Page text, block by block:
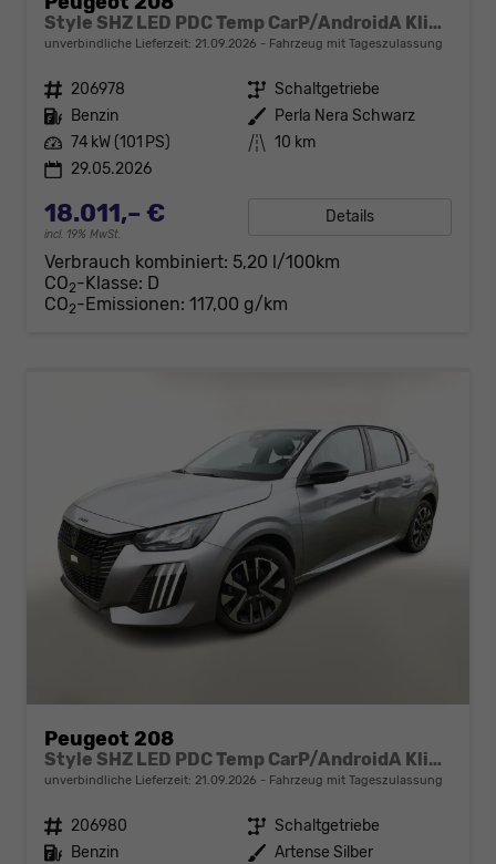
Style SHZ LED PDC Temp CarP/AndroidA Klima
unverbindliche Lieferzeit: 21.09.2026 Fahrzeug mit Tageszulassung
Fahrzeugnr. 206978 Getriebe Schaltgetriebe
Kraftstoff Benzin Außenfarbe Perla Nera Schwarz
Leistung 74 kW (101 PS) Kilometerstand 10 km
29.05.2026
18.011,– €
incl. 19% MwSt.
Details
Verbrauch kombiniert: 5,20 l/100km
CO2-Klasse: D
CO2-Emissionen: 117,00 g/km
Peugeot 208
Style SHZ LED PDC Temp CarP/AndroidA Klima
unverbindliche Lieferzeit: 21.09.2026 Fahrzeug mit Tageszulassung
Fahrzeugnr. 206980 Getriebe Schaltgetriebe
Kraftstoff Benzin Außenfarbe Artense Silber